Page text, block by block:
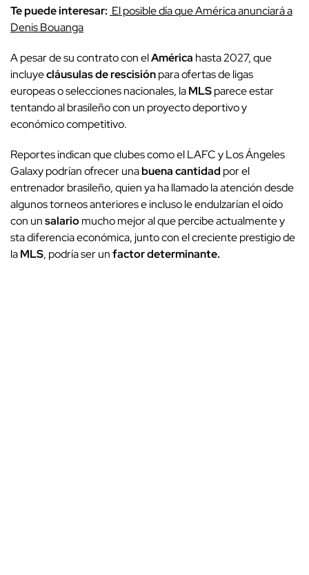
Te puede interesar: El posible día que América anunciará a
Denis Bouanga
A pesar de su contrato con elAmérica hasta 2027, que
incluyecláusulas de rescisiónpara ofertas de ligas
europeas o selecciones nacionales, laMLSparece estar
tentando al brasileño con un proyecto deportivo y
económico competitivo.
Reportes indican que clubes como el LAFC y Los Ángeles
Galaxy podrían ofrecer unabuena cantidad por el
entrenador brasileño, quien ya ha llamado la atención desde
algunos torneos anteriores e incluso le endulzarían el oído
con unsalariomucho mejor al que percibe actualmente y
sta diferencia económica, junto con el creciente prestigio de
laMLS, podría ser unfactor determinante.